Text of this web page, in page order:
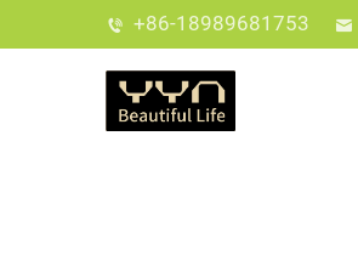
+86-18989681753